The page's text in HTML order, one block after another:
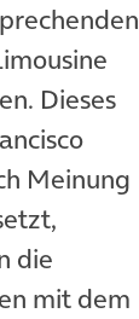
Dieses
Meinung
die
mit dem